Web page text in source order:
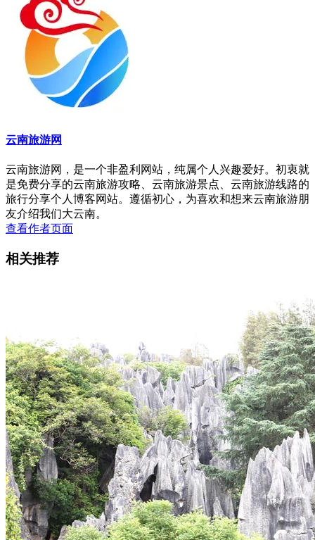
云南旅游网
云南旅游网，是一个非盈利网站，纯属个人兴趣爱好。初衷就
是免费分享的云南旅游攻略、云南旅游景点、云南旅游线路的
旅行分享个人博客网站。遵循初心，为喜欢和想来云南旅游朋
友介绍我们大云南。
查看作者页面
相关推荐